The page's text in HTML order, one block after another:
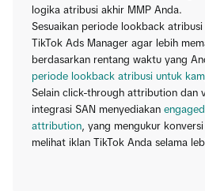
logika atribusi akhir MMP Anda.
Sesuaikan periode lookback
TikTok Ads Manager agar lebih
berdasarkan rentang waktu yang
periode lookback atribusi untuk
Selain click-through attribution dan
integrasi SAN menyediakan
attribution , yang mengukur
melihat iklan TikTok Anda selama